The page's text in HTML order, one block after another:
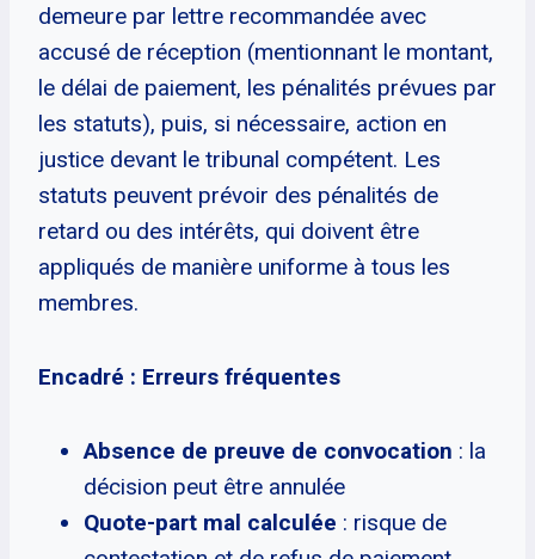
demeure par lettre recommandée avec
accusé de réception (mentionnant le montant,
le délai de paiement, les pénalités prévues par
les statuts), puis, si nécessaire, action en
justice devant le tribunal compétent. Les
statuts peuvent prévoir des pénalités de
retard ou des intérêts, qui doivent être
appliqués de manière uniforme à tous les
membres.
Encadré : Erreurs fréquentes
Absence de preuve de convocation : la
décision peut être annulée
Quote-part mal calculée : risque de